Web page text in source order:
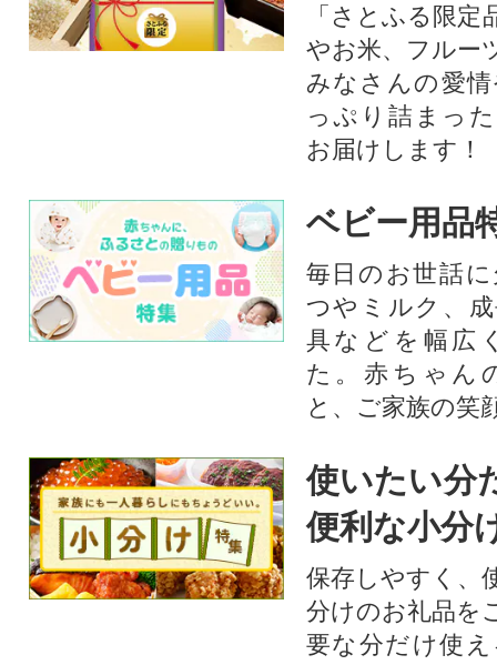
「さとふる限
やお米、フルー
みなさんの愛
っぷり詰まっ
お届けします！
ベビー用品
毎日のお世話
つやミルク、
具などを幅広
た。赤ちゃん
と、ご家族の笑
使いたい分
便利な小分
保存しやすく、
分けのお礼品を
要な分だけ使